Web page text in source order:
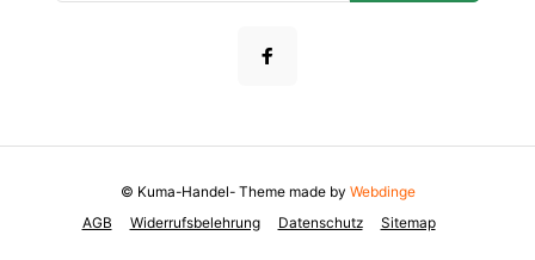
AGB Widerrufsbelehrung Datenschutz Sitemap
© Kuma-Handel- Theme made by Webdinge